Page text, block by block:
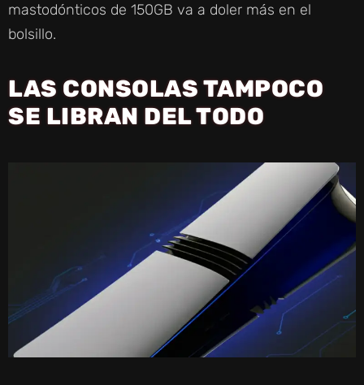
mastodónticos de 150GB va a doler más en el
bolsillo.
LAS CONSOLAS TAMPOCO
SE LIBRAN DEL TODO